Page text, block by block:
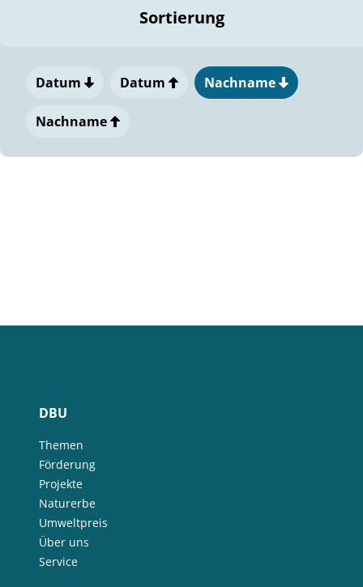
Sortierung
Datum Datum Nachname
Nachname
DBU
Themen
Förderung
Projekte
Naturerbe
Umweltpreis
Über uns
Service